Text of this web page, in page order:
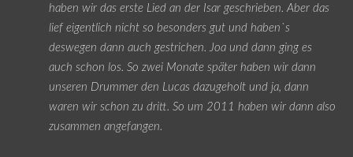
haben wir das erste Lied an der Isar geschrieben. Aber das
lief eigentlich nicht so besonders gut und haben`s
deswegen dann auch gestrichen. Joa und dann ging es
auch schon los. So zwei Monate später haben wir dann
unseren Drummer den Lucas dazugeholt und ja, dann
waren wir schon zu dritt. So um 2011 haben wir dann also
zusammen angefangen.